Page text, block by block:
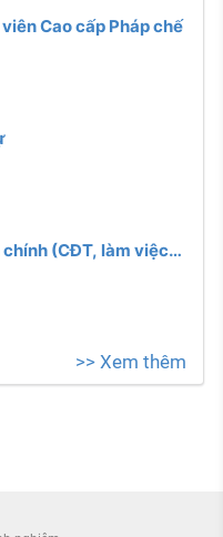
Cao cấp Pháp chế
(CĐT, làm việc
tại HCM)
>> Xem thêm